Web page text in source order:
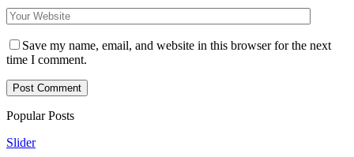
Save my name, email, and website in this browser for the next
time I comment.
Popular Posts
Slider